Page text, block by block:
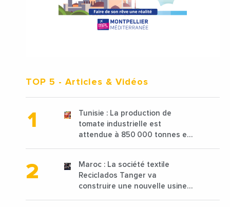
TOP 5 - Articles & Vidéos
Tunisie : La production de
tomate industrielle est
attendue à 850 000 tonnes en
Maroc : La société textile
Reciclados Tanger va
construire une nouvelle usine